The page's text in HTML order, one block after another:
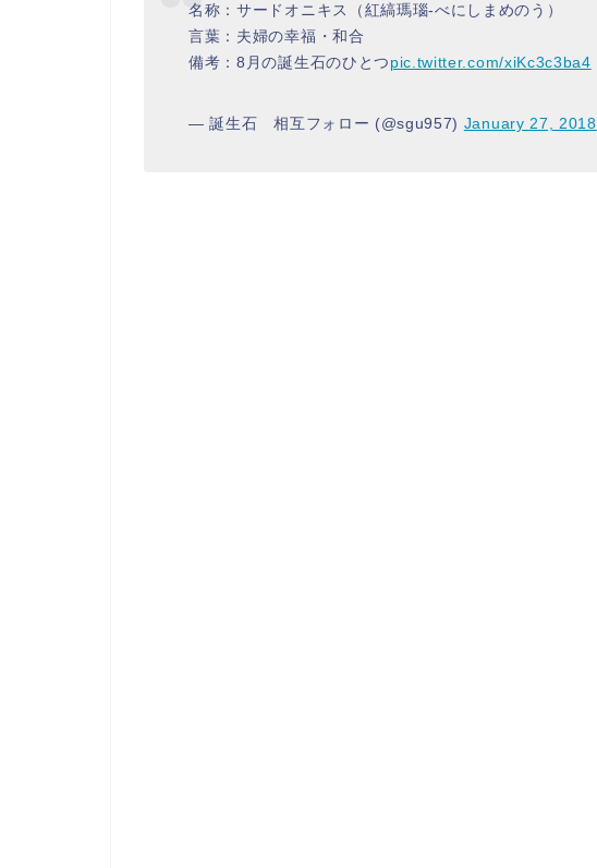
名称：サードオニキス（紅縞瑪瑙-べにしまめのう）
言葉：夫婦の幸福・和合
備考：8月の誕生石のひとつ pic.twitter.com/xiKc3c3ba4
— 誕生石 相互フォロー (@sgu957) January 27, 2018